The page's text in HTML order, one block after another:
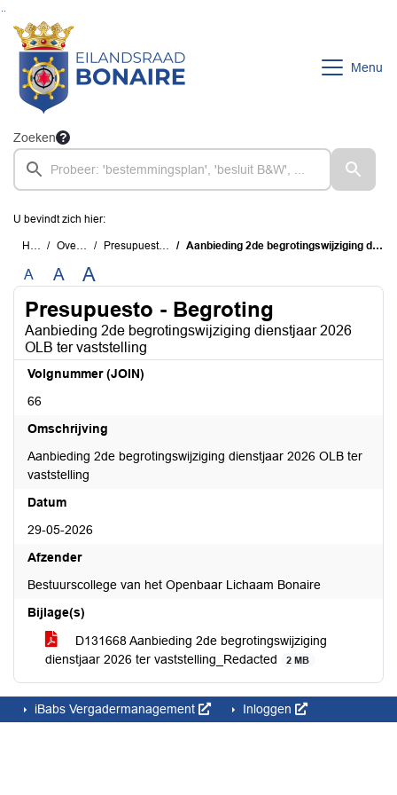
Ga naar de inhoud van deze pagina
Ga naar het zoeken
Ga naar het menu
Menu
Zoeken
U bevindt zich hier:
Home Overzichten Presupuesto - Begroting Aanbieding 2de begrotingswijziging dienstjaar 2026 OLB ter vaststelling
A A A
Presupuesto - Begroting
Aanbieding 2de begrotingswijziging dienstjaar 2026
OLB ter vaststelling
Volgnummer (JOIN)
66
Omschrijving
Aanbieding 2de begrotingswijziging dienstjaar 2026 OLB ter
vaststelling
Datum
29-05-2026
Afzender
Bestuurscollege van het Openbaar Lichaam Bonaire
Bijlage(s)
D131668 Aanbieding 2de begrotingswijziging
dienstjaar 2026 ter vaststelling_Redacted
2 MB
iBabs Vergadermanagement Inloggen